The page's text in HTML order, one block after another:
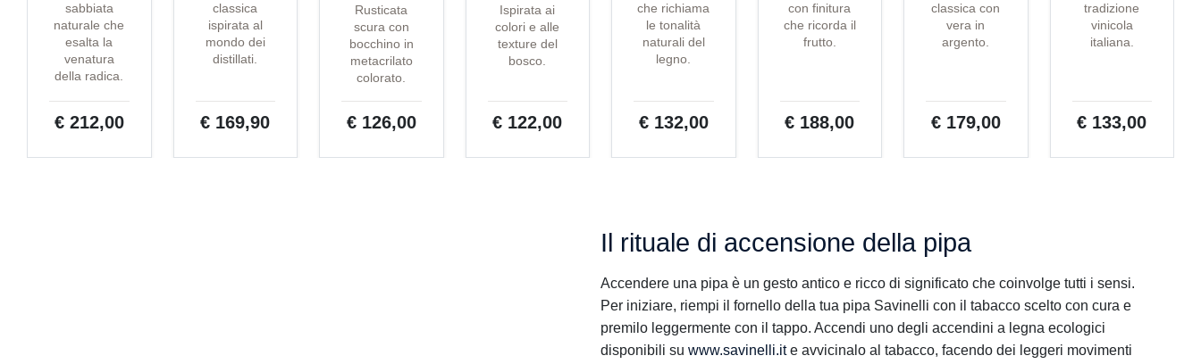
sabbiata
naturale che
esalta la
venatura
della radica.
€ 212,00
classica
ispirata al
mondo dei
distillati.
€ 169,90
Rusticata
scura con
bocchino in
metacrilato
colorato.
€ 126,00
Ispirata ai
colori e alle
texture del
bosco.
€ 122,00
che richiama
le tonalità
naturali del
legno.
€ 132,00
con finitura
che ricorda il
frutto.
€ 188,00
classica con
vera in
argento.
€ 179,00
tradizione
vinicola
italiana.
€ 133,00
Il rituale di accensione della pipa
Accendere una pipa è un gesto antico e ricco di significato che coinvolge tutti i sensi.
Per iniziare, riempi il fornello della tua pipa Savinelli con il tabacco scelto con cura e
premilo leggermente con il tappo. Accendi uno degli accendini a legna ecologici
disponibili su www.savinelli.ite avvicinalo al tabacco, facendo dei leggeri movimenti